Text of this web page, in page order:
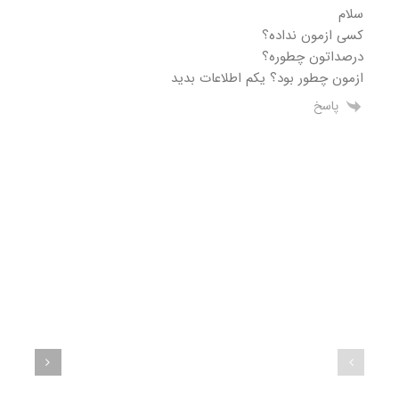
سلام
کسی ازمون نداده؟
درصداتون چطوره؟
ازمون چطور بود؟ یکم اطلاعات بدید
پاسخ